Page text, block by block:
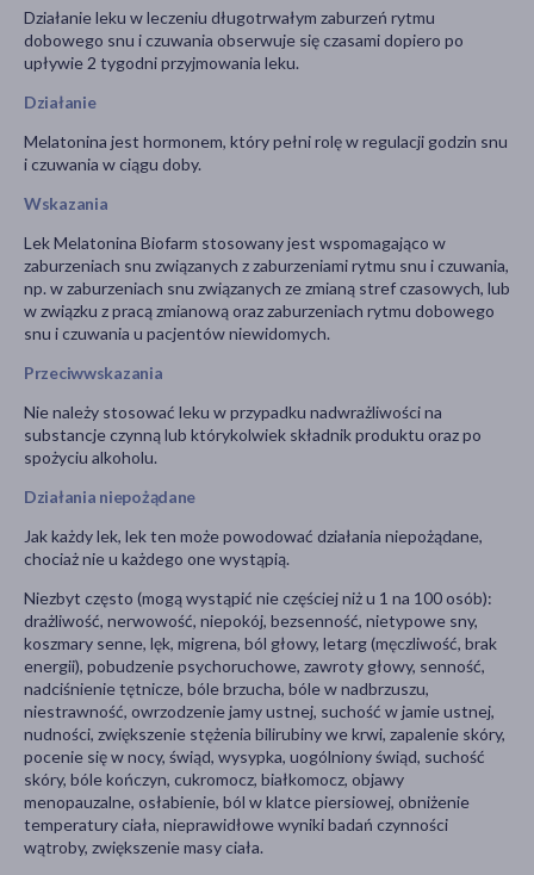
Działanie leku w leczeniu długotrwałym zaburzeń rytmu
dobowego snu i czuwania obserwuje się czasami dopiero po
upływie 2 tygodni przyjmowania leku.
Działanie
Melatonina jest hormonem, który pełni rolę w regulacji godzin snu
i czuwania w ciągu doby.
Wskazania
Lek Melatonina Biofarm stosowany jest wspomagająco w
zaburzeniach snu związanych z zaburzeniami rytmu snu i czuwania,
np. w zaburzeniach snu związanych ze zmianą stref czasowych, lub
w związku z pracą zmianową oraz zaburzeniach rytmu dobowego
snu i czuwania u pacjentów niewidomych.
Przeciwwskazania
Nie należy stosować leku w przypadku nadwrażliwości na
substancje czynną lub którykolwiek składnik produktu oraz po
spożyciu alkoholu.
Działania niepożądane
Jak każdy lek, lek ten może powodować działania niepożądane,
chociaż nie u każdego one wystąpią.
Niezbyt często (mogą wystąpić nie częściej niż u 1 na 100 osób):
drażliwość, nerwowość, niepokój, bezsenność, nietypowe sny,
koszmary senne, lęk, migrena, ból głowy, letarg (męczliwość, brak
energii), pobudzenie psychoruchowe, zawroty głowy, senność,
nadciśnienie tętnicze, bóle brzucha, bóle w nadbrzuszu,
niestrawność, owrzodzenie jamy ustnej, suchość w jamie ustnej,
nudności, zwiększenie stężenia bilirubiny we krwi, zapalenie skóry,
pocenie się w nocy, świąd, wysypka, uogólniony świąd, suchość
skóry, bóle kończyn, cukromocz, białkomocz, objawy
menopauzalne, osłabienie, ból w klatce piersiowej, obniżenie
temperatury ciała, nieprawidłowe wyniki badań czynności
wątroby, zwiększenie masy ciała.